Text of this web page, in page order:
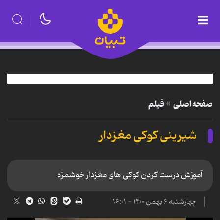
صفحه اصلی فیلم
شیرینی کوکی مغزدار
آموزش درست کردن کوکی های مغزدار خوشمزه
چهارشنبه ۶ بهمن ۱۴۰۰ - ۱۶:۰۱